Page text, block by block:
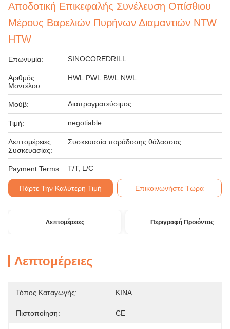
Αποδοτική Επικεφαλής Συνέλευση Οπίσθιου
Μέρους Βαρελιών Πυρήνων Διαμαντιών NTW
HTW
Επωνυμία: SINOCOREDRILL
Αριθμός
Μοντέλου:
HWL PWL BWL NWL
Μούβ: Διαπραγματεύσιμος
Τιμή: negotiable
Λεπτομέρειες
Συσκευασίας:
Συσκευασία παράδοσης θάλασσας
Payment Terms: T/T, L/C
Πάρτε Την Καλύτερη Τιμή Επικοινωνήστε Τώρα
Λεπτομέρειες Περιγραφή Προϊόντος
Λεπτομέρειες
Τόπος Καταγωγής: ΚΙΝΑ
Πιστοποίηση: CE